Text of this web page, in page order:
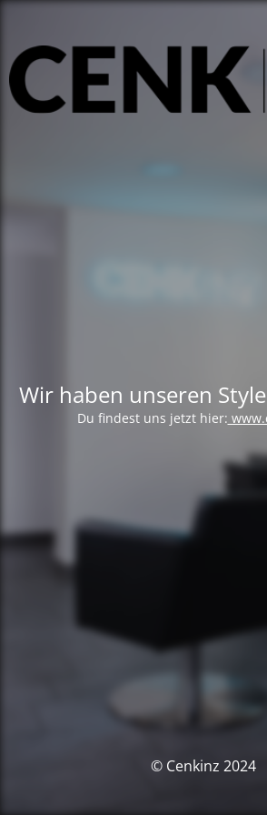
Wir haben unseren
Du findest uns jetzt hier:
© Cenkinz 2024